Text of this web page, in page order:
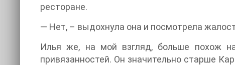
ресторане.
— Нет, – выдохнула она и посмотрела
Илья же, на мой взгляд, больше похож
привязанностей. Он значительно старше